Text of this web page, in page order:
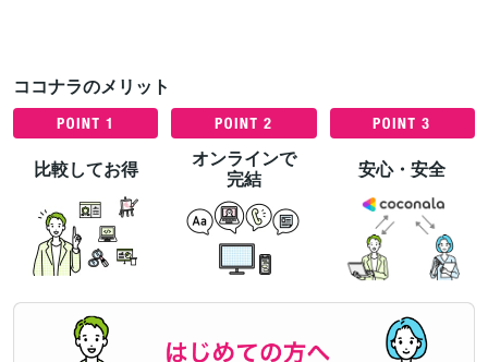
すべて見る
ココナラのメリット
比較してお得
オンラインで
完結
安心・安全